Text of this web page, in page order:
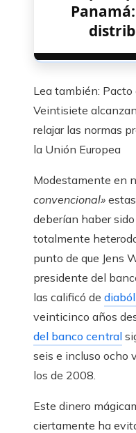
Lea también: Pacto
Veintisiete
relajar las normas
la Unión Europea
Modestamente en
convencional»
deberían haber
totalmente
punto de que Jens
presidente del
las calificó de
veinticinco años
del banco central
seis e incluso ocho
los de 2008.
Este dinero
ciertamente ha